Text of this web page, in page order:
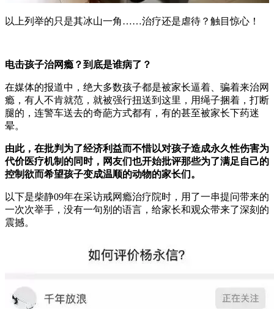
以上列举的只是其冰山一角……治疗还是虐待？触目惊心！
电击孩子治网瘾？到底是谁病了？
在媒体的报道中，绝大多数孩子都是被家长逼着、骗着来治网
瘾，有人不肯就范，就被强行扭送到这里，用绳子捆着，打断
腿的，连警车送去的奇葩方式都有，有的甚至被家长下药迷
晕。
由此，在批判为了经济利益而不惜以对孩子造成永久性伤害为
代价医疗机制的同时，网友们也开始批评那些为了满足自己的
控制欲而希望孩子变成温顺的动物的家长们。
以下是柴静09年在采访戒网瘾治疗院时，用了一串提问带来的
一次次举手，没有一句别的语言，给家长和观众带来了深刻的
震撼。